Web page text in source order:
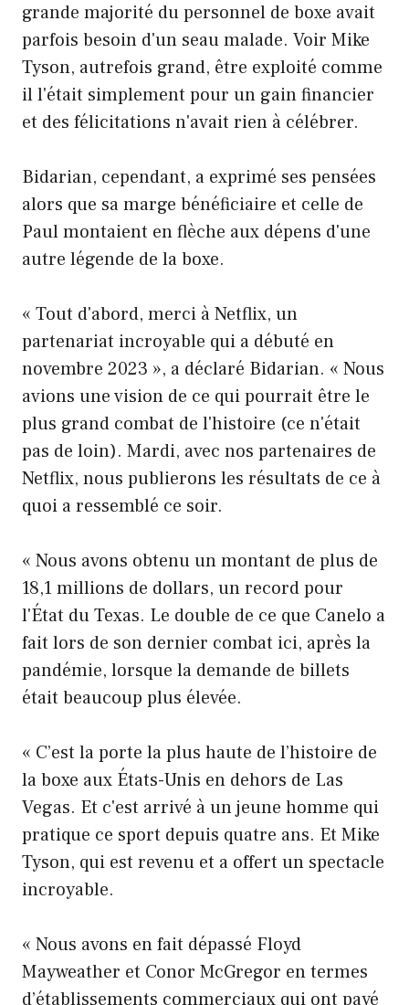
grande majorité du personnel de boxe avait
parfois besoin d'un seau malade. Voir Mike
Tyson, autrefois grand, être exploité comme
il l'était simplement pour un gain financier
et des félicitations n'avait rien à célébrer.
Bidarian, cependant, a exprimé ses pensées
alors que sa marge bénéficiaire et celle de
Paul montaient en flèche aux dépens d'une
autre légende de la boxe.
« Tout d'abord, merci à Netflix, un
partenariat incroyable qui a débuté en
novembre 2023 », a déclaré Bidarian. « Nous
avions une vision de ce qui pourrait être le
plus grand combat de l'histoire (ce n'était
pas de loin). Mardi, avec nos partenaires de
Netflix, nous publierons les résultats de ce à
quoi a ressemblé ce soir.
« Nous avons obtenu un montant de plus de
18,1 millions de dollars, un record pour
l'État du Texas. Le double de ce que Canelo a
fait lors de son dernier combat ici, après la
pandémie, lorsque la demande de billets
était beaucoup plus élevée.
« C’est la porte la plus haute de l’histoire de
la boxe aux États-Unis en dehors de Las
Vegas. Et c'est arrivé à un jeune homme qui
pratique ce sport depuis quatre ans. Et Mike
Tyson, qui est revenu et a offert un spectacle
incroyable.
« Nous avons en fait dépassé Floyd
Mayweather et Conor McGregor en termes
d’établissements commerciaux qui ont payé